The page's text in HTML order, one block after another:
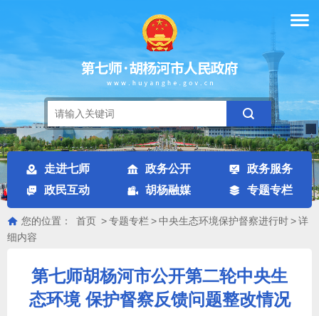
走进七师 政务公开
政务服务
政民互动
胡杨融媒 专题专栏
您的位置： 首页 >专题专栏 >中央生态环境保护督察进行时>详
细内容
第七师胡杨河市公开第二轮中央生
态环境 保护督察反馈问题整改情况